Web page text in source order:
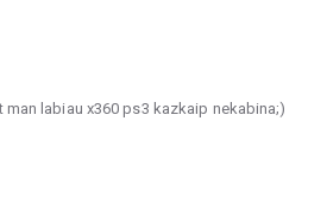
labiau x360 ps3 kazkaip nekabina;)